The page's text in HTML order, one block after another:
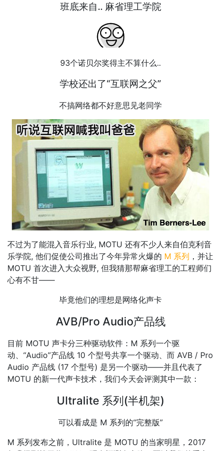
班底来自.. 麻省理工学院
93个诺贝尔奖得主不算什么..
学校还出了“互联网之父”
不搞网络都不好意思见老同学
不过为了能混入音乐行业, MOTU 还有不少人来自伯克利音
乐学院, 他们促使公司推出了今年异常火爆的 M 系列 ，并让
MOTU 首次进入大众视野, 但我猜那帮麻省理工的工程师们
心有不甘——
毕竟他们的理想是网络化声卡
AVB/Pro Audio产品线
目前 MOTU 声卡分三种驱动软件：M 系列一个驱
动、“Audio”产品线 10 个型号共享一个驱动、而 AVB / Pro
Audio 产品线 (17 个型号) 是另一个驱动——并且代表了
MOTU 的新一代声卡技术，我们今天会评测其中一款：
Ultralite 系列(半机架)
可以看成是 M 系列的“完整版”
M 系列发布之前，Ultralite 是 MOTU 的当家明星，2017